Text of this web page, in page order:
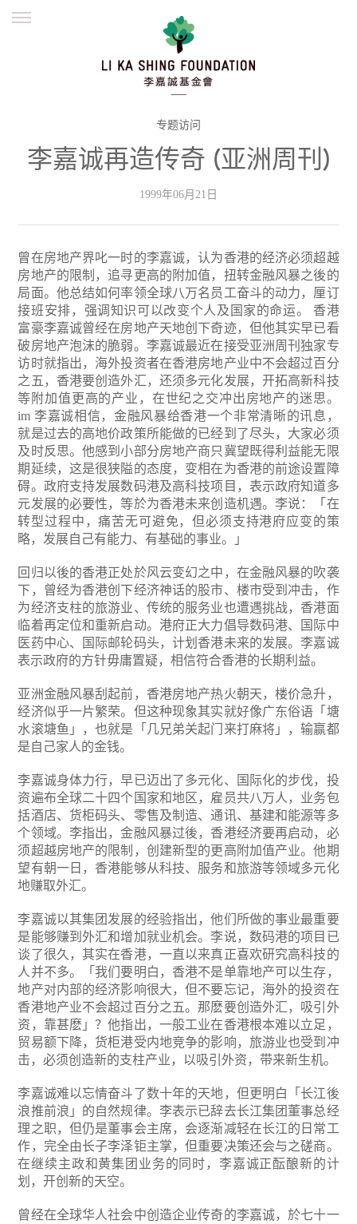
並肩同行
繁體
专题访问
李嘉诚再造传奇 (亚洲周刊)
1999年06月21日
曾在房地产界叱一时的李嘉诚，认为香港的经济必须超越
房地产的限制，追寻更高的附加值，扭转金融风暴之後的
局面。他总结如何率领全球八万名员工奋斗的动力，厘订
接班安排，强调知识可以改变个人及国家的命运。
香港
富豪李嘉诚曾经在房地产天地创下奇迹，但他其实早已看
破房地产泡沫的脆弱。李嘉诚最近在接受亚洲周刊独家专
访时就指出，海外投资者在香港房地产业中不会超过百分
之五，香港要创造外汇，还须多元化发展，开拓高新科技
等附加值更高的产业，在世纪之交冲出房地产的迷思。
im 李嘉诚相信，金融风暴给香港一个非常清晰的讯息，
就是过去的高地价政策所能做的已经到了尽头，大家必须
及时反思。他感到小部分房地产商只冀望既得利益能无限
期延续，这是很狭隘的态度，变相在为香港的前途设置障
碍。政府支持发展数码港及高科技项目，表示政府知道多
元发展的必要性，等於为香港未来创造机遇。李说：「在
转型过程中，痛苦无可避免，但必须支持港府应变的策
略，发展自己有能力、有基础的事业。」
回归以後的香港正处於风云变幻之中，在金融风暴的吹袭
下，曾经为香港创下经济神话的股市、楼市受到冲击，作
为经济支柱的旅游业、传统的服务业也遭遇挑战，香港面
临着再定位和重新启动。港府正大力倡导数码港、国际中
医药中心、国际邮轮码头，计划香港未来的发展。李嘉诚
表示政府的方针毋庸置疑，相信符合香港的长期利益。
亚洲金融风暴刮起前，香港房地产热火朝天，楼价急升，
经济似乎一片繁荣。但这种现象其实就好像广东俗语「塘
水滚塘鱼」，也就是「几兄弟关起门来打麻将」，输赢都
是自己家人的金钱。
李嘉诚身体力行，早已迈出了多元化、国际化的步伐，投
资遍布全球二十四个国家和地区，雇员共八万人，业务包
括酒店、货柜码头、零售及制造、通讯、基建和能源等多
个领域。李指出，金融风暴过後，香港经济要再启动，必
须超越房地产的限制，创建新型的更高附加值产业。他期
望有朝一日，香港能够从科技、服务和旅游等领域多元化
地赚取外汇。
李嘉诚以其集团发展的经验指出，他们所做的事业最重要
是能够赚到外汇和增加就业机会。李说，数码港的项目已
谈了很久，其实在香港，一直以来真正喜欢研究高科技的
人并不多。「我们要明白，香港不是单靠地产可以生存，
地产对内部的经济影响很大，但不要忘记，海外的投资在
香港地产业不会超过百分之五。那麽要创造外汇，吸引外
资，靠甚麽」？他指出，一般工业在香港根本难以立足，
贸易额下降，货柜港受内地竞争的影响，旅游业也受到冲
击，必须创造新的支柱产业，以吸引外资，带来新生机。
李嘉诚难以忘情奋斗了数十年的天地，但更明白「长江後
浪推前浪」的自然规律。李表示已辞去长江集团董事总经
理之职，但仍是董事会主席，会逐渐减轻在长江的日常工
作，完全由长子李泽钜主掌，但重要决策还会与之磋商。
在继续主政和黄集团业务的同时，李嘉诚正酝酿新的计
划，开创新的天空。
曾经在全球华人社会中创造企业传奇的李嘉诚，於七十一